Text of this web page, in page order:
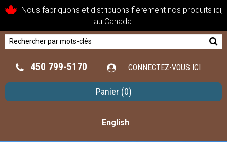
Nous fabriquons et distribuons fièrement nos produits ici,
au Canada.
450 799-5170 CONNECTEZ-VOUS ICI
Panier (0)
English